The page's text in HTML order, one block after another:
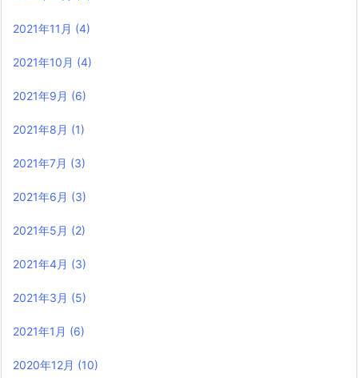
2021年11月 (4)
2021年10月 (4)
2021年9月 (6)
2021年8月 (1)
2021年7月 (3)
2021年6月 (3)
2021年5月 (2)
2021年4月 (3)
2021年3月 (5)
2021年1月 (6)
2020年12月 (10)